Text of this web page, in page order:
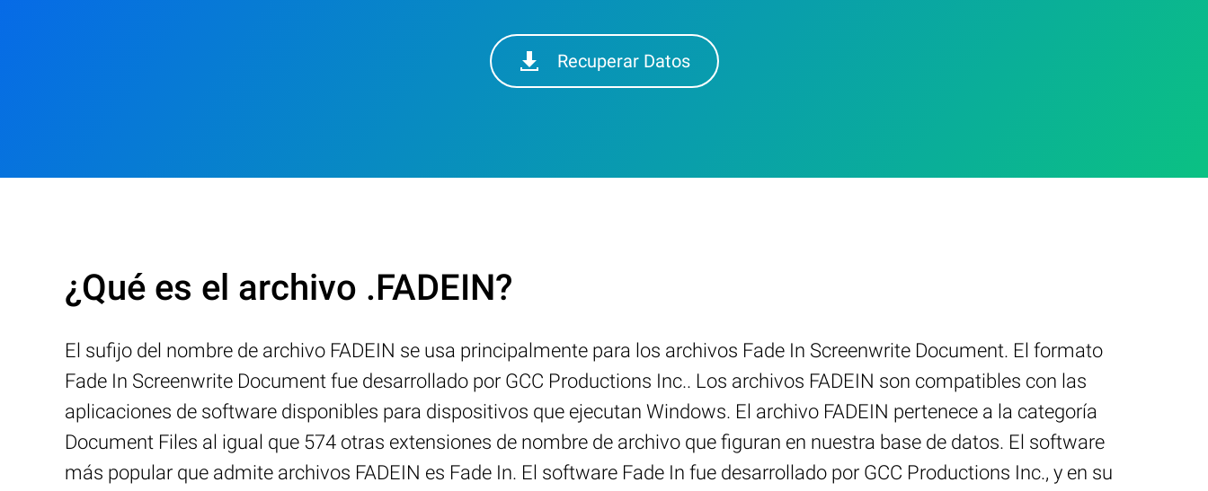
Recuperar Datos
¿Qué es el archivo .FADEIN?
El sufijo del nombre de archivo FADEIN se usa principalmente para los archivos Fade In Screenwrite Document. El formato
Fade In Screenwrite Document fue desarrollado por GCC Productions Inc.. Los archivos FADEIN son compatibles con las
aplicaciones de software disponibles para dispositivos que ejecutan Windows. El archivo FADEIN pertenece a la categoría
Document Files al igual que 574 otras extensiones de nombre de archivo que figuran en nuestra base de datos. El software
más popular que admite archivos FADEIN es Fade In. El software Fade In fue desarrollado por GCC Productions Inc., y en su